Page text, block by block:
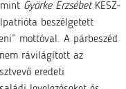
Györke ErzsébetKÉSZ-
beszélgetett
mottóval. A párbeszéd
rávilágított az
eredeti